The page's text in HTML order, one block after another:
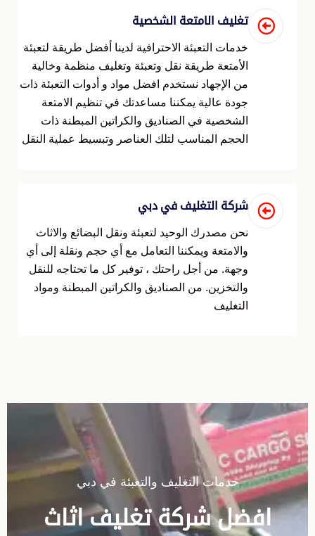
تغليف الامتعة الشخصية
خدمات التعبئة الاحترافية لدينا أفضل طريقة لتعبئة
الأمتعة طريقة نقل وتعبئة وتغليف منظمة وخالية
من الإجهاد نستخدم افضل مواد و أدوات التعبئة ذات
جودة عالية يمكننا مساعدتك في تنظيم الامتعة
الشخصية في الصناديق والكراتين المبطنة ذات
الحجم المناسب لتلك العناصر وتبسيط عملية النقل
شركة التغليف في دبي
نحن مصدرك الوحيد لتعبئة ونقل البضائع والاثاث
والامتعة ويمكننا التعامل مع أي حجم ونقلة إلى أي
وجهة. من أجل راحتك ، توفير كل ما تحتاجه للنقل
والتخزين. من الصناديق والكراتين المبطنة ومواد
التغليف
خدمات التغليف والتعبئة في دبي
افضل شركة تغليف اثاث